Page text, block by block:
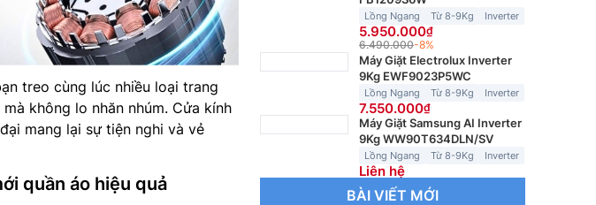
treo cùng lúc nhiều loại trang
không lo nhăn nhúm. Cửa kính
mang lại sự tiện nghi và vẻ
quần áo hiệu quả
Lồng Ngang Từ 8-9Kg Inverter
5.950.000
6.490.000-8%
Máy Giặt Electrolux Inverter
9Kg EWF9023P5WC
Lồng Ngang Từ 8-9Kg Inverter
7.550.000
Máy Giặt Samsung AI Inverter
9Kg WW90T634DLN/SV
Lồng Ngang Từ 8-9Kg Inverter
Liên hệ
BÀI VIẾT MỚI